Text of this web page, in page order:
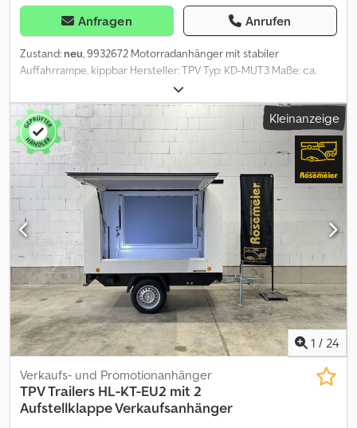
Anfragen Anrufen
Zustand: neu, 9932672 Motorradanhänger mit stabiler
Auffahrrampe, kippbar Hersteller: TPV Typ: KD-MUT3 Maße: ca.
2435 X 1235 X 95mm L. B. H Gesamtlänge: ca. 3560 x 1660 x 1300
L.B.H. Dwodpfoy I Tgajx Acroa zul. Gesamtgewicht: 750 kg
Leergewicht: ca. 224 kg Nutzlast: ca. 526 kg (Nutzlastangaben
können je nach Ausstattung und Konstruktion abweichen)
Feuerverzinkte geschraubte und abklappbare V-Deichsel Boden
Lochblechstahlprofile 1 Motorradhaltebügel 4 Zurrbügel je
rechts und links Auffahrrampe aus Aluriffelblech mit einer Länge
von 750 mm und einer Tragkraft von 450 kg Stützrad Stecker 13
polig Inkl. Fahrzeugpapiere Mögliche Optionen und Zubehör für
diesen Anhänger: Weitere Motorradhaltebügel Zurrbügel
Schiebestützen 3-seitige Bordwanderhöhung 340 mm
Reserverad inkl. Halter Diebstahlsicherung Zulassung Ihres neuen
Anhängers beim Straßenverkehrsamt
Kleinanzeige
1 / 24
Verkaufs- und Promotionanhänger
TPV Trailers HL-KT-EU2 mit 2
Aufstellklappe Verkaufsanhänger